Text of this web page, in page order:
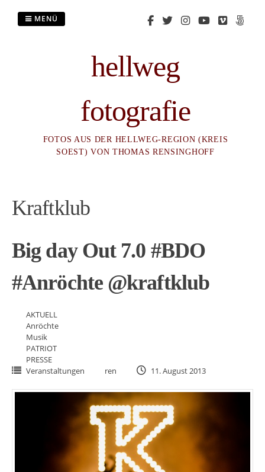
hellweg
fotografie
FOTOS AUS DER HELLWEG-REGION (KREIS
SOEST) VON THOMAS RENSINGHOFF
MENÜ
Kraftklub
Big day Out 7.0 #BDO
#Anröchte @kraftklub
AKTUELL
Anröchte
Musik
PATRIOT
PRESSE
Veranstaltungen
ren 11. August 2013